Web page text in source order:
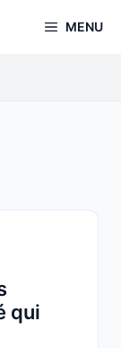
MENU
qui